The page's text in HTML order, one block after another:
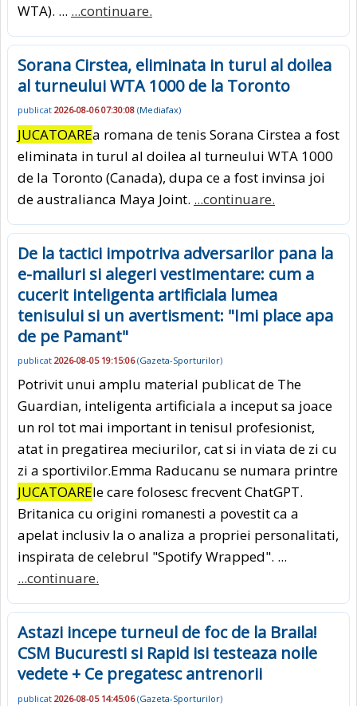
WTA). ... ...continuare.
Sorana Cirstea, eliminata in turul al doilea
al turneului WTA 1000 de la Toronto
publicat 2026-08-06 07:30:08 (Mediafax)
JUCATOAREa romana de tenis Sorana Cirstea a fost
eliminata in turul al doilea al turneului WTA 1000
de la Toronto (Canada), dupa ce a fost invinsa joi
de australianca Maya Joint. ...continuare.
De la tactici impotriva adversarilor pana la
e-mailuri si alegeri vestimentare: cum a
cucerit inteligenta artificiala lumea
tenisului si un avertisment: "Imi place apa
de pe Pamant"
publicat 2026-08-05 19:15:06(Gazeta-Sporturilor)
Potrivit unui amplu material publicat de The
Guardian, inteligenta artificiala a inceput sa joace
un rol tot mai important in tenisul profesionist,
atat in pregatirea meciurilor, cat si in viata de zi cu
zi a sportivilor.Emma Raducanu se numara printre
JUCATOAREle care folosesc frecvent ChatGPT.
Britanica cu origini romanesti a povestit ca a
apelat inclusiv la o analiza a propriei personalitati,
inspirata de celebrul "Spotify Wrapped". ...
...continuare.
Astazi incepe turneul de foc de la Braila!
CSM Bucuresti si Rapid isi testeaza noile
vedete + Ce pregatesc antrenorii
publicat 2026-08-05 14:45:06(Gazeta-Sporturilor)